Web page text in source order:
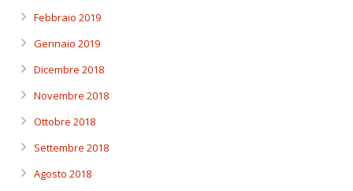
Febbraio 2019
Gennaio 2019
Dicembre 2018
Novembre 2018
Ottobre 2018
Settembre 2018
Agosto 2018